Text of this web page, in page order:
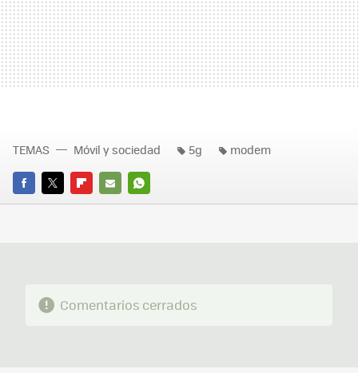
FACEBOOK
TWITTERFLIPBOARD
E-
WHATSAPP
TEMAS Móvil y sociedad 5g modem
Comentarios cerrados